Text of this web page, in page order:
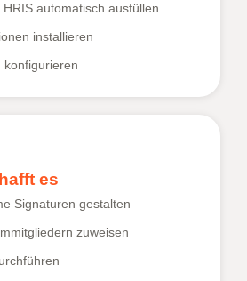
automatisch ausfüllen
installieren
konfigurieren
es
Signaturen gestalten
zuweisen